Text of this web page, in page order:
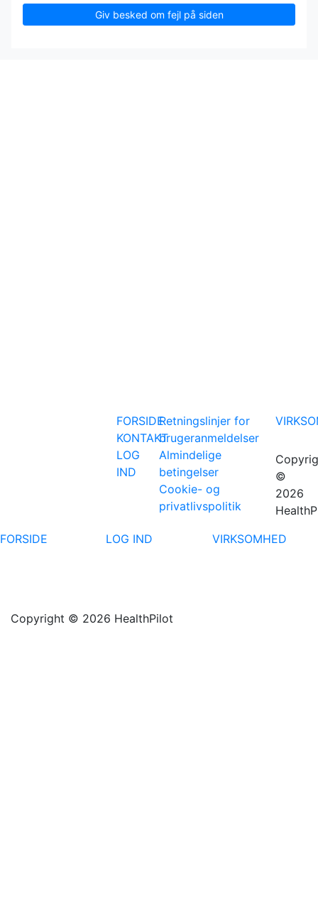
Giv besked om fejl på siden
FORSIDE
KONTAKT
LOG
IND
Retningslinjer for
brugeranmeldelser
Almindelige
betingelser
Cookie- og
privatlivspolitik
©
2026
FORSIDE
LOG IND VIRKSOMHED
Copyright © 2026 HealthPilot